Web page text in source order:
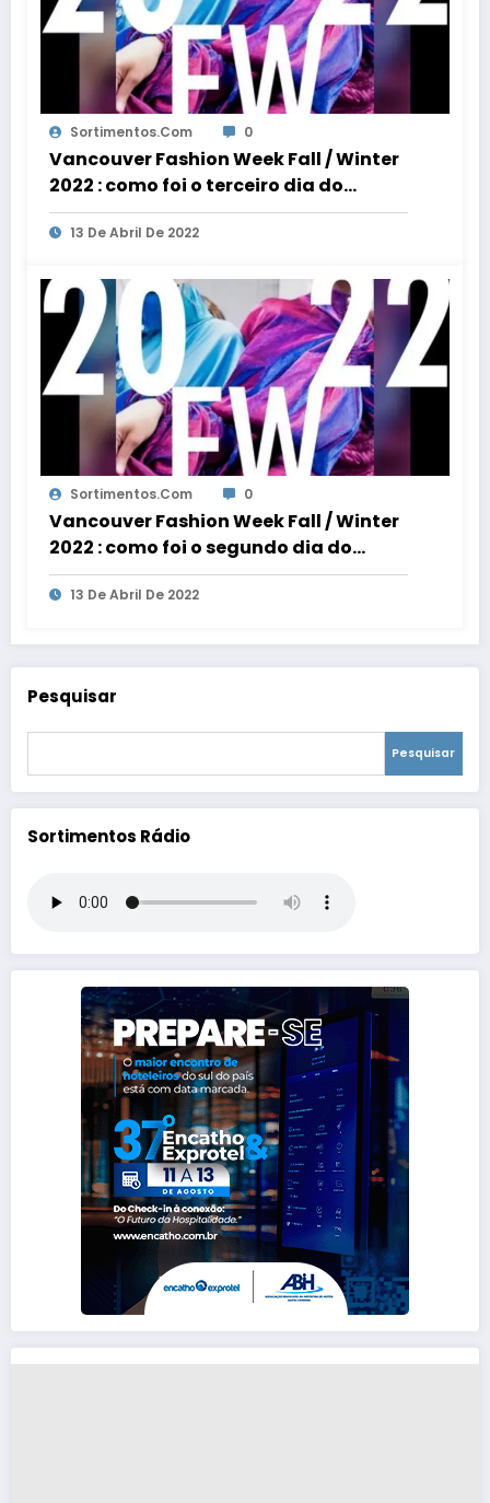
Sortimentos.com 0
Vancouver Fashion Week Fall / Winter
2022 : como foi o terceiro dia do
evento de moda
13 De Abril De 2022
Sortimentos.com 0
Vancouver Fashion Week Fall / Winter
2022 : como foi o segundo dia do
evento de moda
13 De Abril De 2022
Pesquisar
Pesquisar
Sortimentos Rádio